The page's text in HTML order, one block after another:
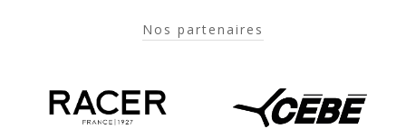
Nos partenaires